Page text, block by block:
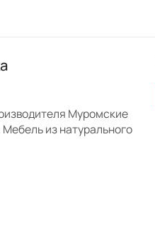
Муромские
из натурального